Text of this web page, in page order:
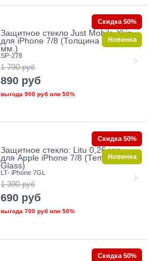
Защитное стекло Just Mobile Xkin
для iPhone 7/8 (Толщина 0.33
мм.)
SP-278
1 790 руб
890 руб
выгода 900 рубили 50%
Скидка 50%
Новинка
Защитное стекло: Litu 0,26 мм
для Apple iPhone 7/8 (Tempered
Glass)
LT- iPhone 7GL
1 390 руб
690 руб
выгода 700 рубили 50%
Скидка 50%
Новинка
Скидка 50%